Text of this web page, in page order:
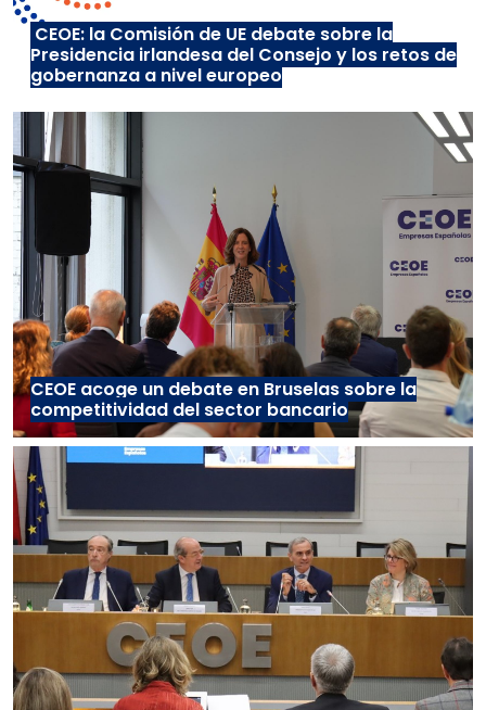
CEOE: la Comisión de UE debate sobre la
Presidencia irlandesa del Consejo y los retos de
gobernanza a nivel europeo
CEOE acoge un debate en Bruselas sobre la
competitividad del sector bancario